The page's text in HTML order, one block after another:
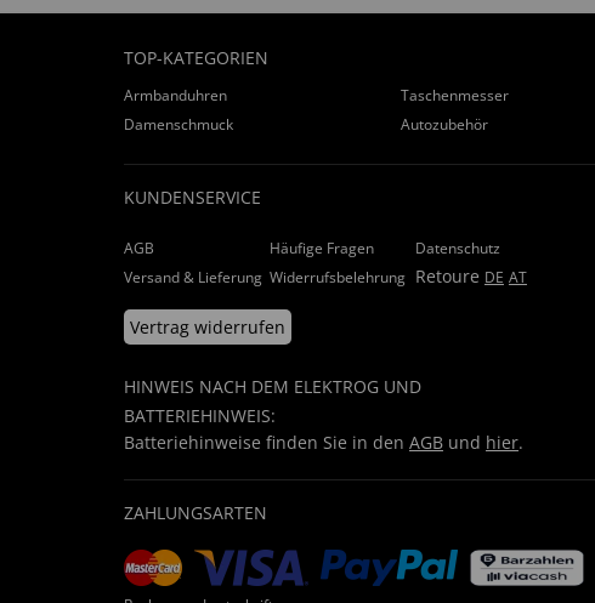
TOP-KATEGORIEN
Armbanduhren Taschenmesser
Damenschmuck
Autozubehör
KUNDENSERVICE
AGB Häufige Fragen
Datenschutz
Versand & Lieferung Widerrufsbelehrung Retoure DE AT
Vertrag widerrufen
HINWEIS NACH DEM ELEKTROG UND
BATTERIEHINWEIS:
Batteriehinweise finden Sie in den AGB und hier.
ZAHLUNGSARTEN